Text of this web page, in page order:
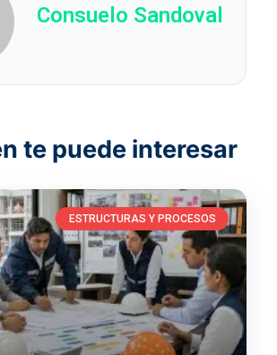
Consuelo Sandoval
ESTRUCTURAS Y PROCESOS